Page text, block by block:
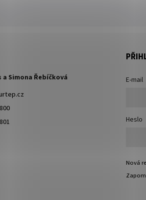
a Simona Řebíčková
E-mail
Heslo
Nová